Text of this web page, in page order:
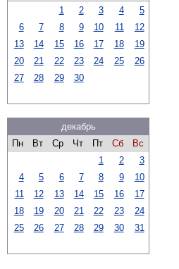
1
2 3 4
5
6
7 8 9 10 11
12
13
14 15 16 17 18
19
20
21 22 23 24 25
26
27
28 29 30
декабрь
Пн
Вт Ср Чт Пт Сб
Вс
1
2
3
4
5 6 7 8 9
10
11
12 13 14 15 16
17
18
19 20 21 22 23
24
25
26 27 28 29 30 31